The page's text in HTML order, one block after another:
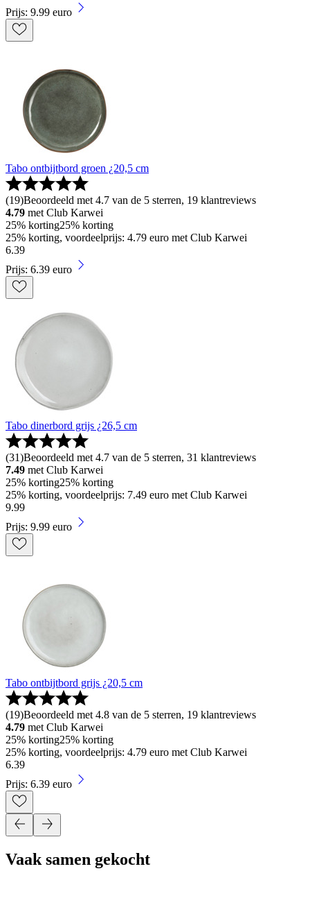
Prijs: 9.99 euro
Tabo ontbijtbord groen ¿20,5 cm
(19)Beoordeeld met 4.7 van de 5 sterren, 19 klantreviews
4.79 met Club Karwei
25% korting25% korting
25% korting, voordeelprijs: 4.79 euro met Club Karwei
6.39
Prijs: 6.39 euro
Tabo dinerbord grijs ¿26,5 cm
(31)Beoordeeld met 4.7 van de 5 sterren, 31 klantreviews
7.49 met Club Karwei
25% korting25% korting
25% korting, voordeelprijs: 7.49 euro met Club Karwei
9.99
Prijs: 9.99 euro
Tabo ontbijtbord grijs ¿20,5 cm
(19)Beoordeeld met 4.8 van de 5 sterren, 19 klantreviews
4.79 met Club Karwei
25% korting25% korting
25% korting, voordeelprijs: 4.79 euro met Club Karwei
6.39
Prijs: 6.39 euro
Vaak samen gekocht